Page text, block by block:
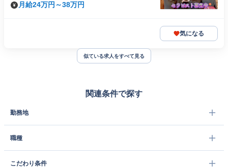
月給24万円～38万円
気になる
似ている求人をすべて見る
関連条件で探す
勤務地
職種
こだわり条件